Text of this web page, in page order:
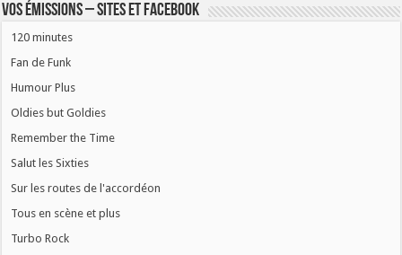
Vos émissions – Sites et Facebook
120 minutes
Fan de Funk
Humour Plus
Oldies but Goldies
Remember the Time
Salut les Sixties
Sur les routes de l'accordéon
Tous en scène et plus
Turbo Rock